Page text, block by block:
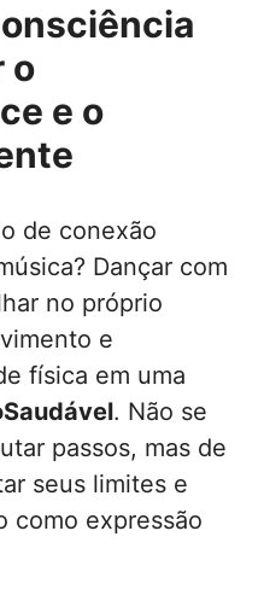
o
e o
de conexão
Dançar com
no próprio
e
física em uma
. Não se
passos, mas de
seus limites e
como expressão